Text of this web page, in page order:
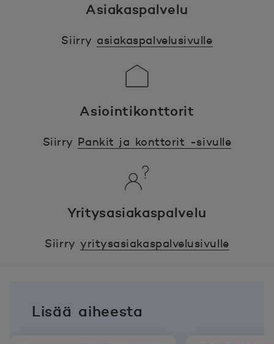
Asiakaspalvelu
Siirry asiakaspalvelusivulle
Asiointikonttorit
Siirry Pankit ja konttorit -sivulle
Yritysasiakaspalvelu
Siirryyritysasiakaspalvelusivulle
Lisää aiheesta